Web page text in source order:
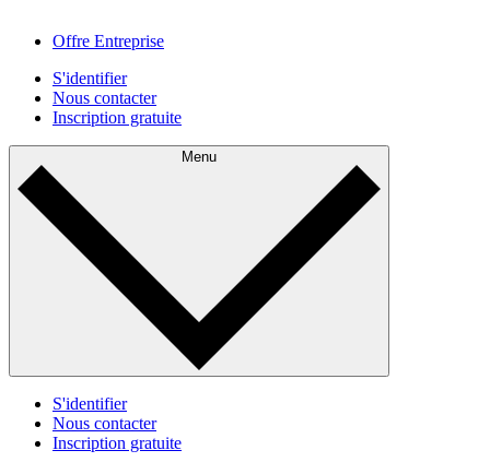
Offre Entreprise
S'identifier
Nous contacter
Inscription gratuite
Menu
S'identifier
Nous contacter
Inscription gratuite